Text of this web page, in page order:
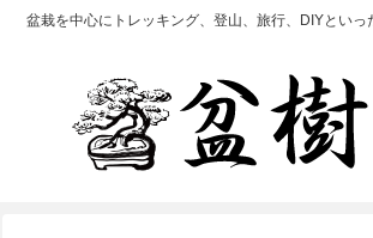
盆栽を中心にトレッキング、登山、旅行、DIYといっ